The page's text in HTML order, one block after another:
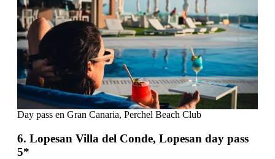
Day pass en Gran Canaria, Perchel Beach Club
6. Lopesan Villa del Conde, Lopesan day pass
5*